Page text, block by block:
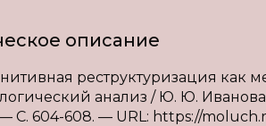
описание
реструктуризация как
анализ / Ю. Ю.
С. 604-608. — URL: https://